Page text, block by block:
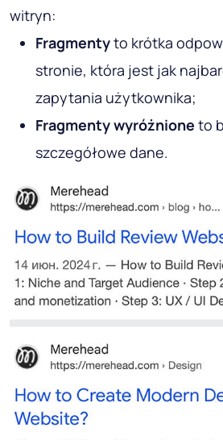
witryn:
Fragmentyto krótka
stronie, która jest jak
zapytania użytkownika;
Fragmenty wyróżnione to
szczegółowe dane.